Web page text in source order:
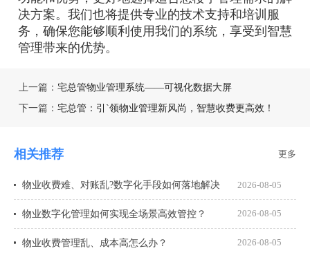
决方案。我们也将提供专业的技术支持和培训服
务，确保您能够顺利使用我们的系统，享受到智慧
管理带来的优势。
上一篇： 宅总管物业管理系统——可视化数据大屏
下一篇： 宅总管：引`领物业管理新风尚，智慧收费更高效！
相关推荐 更多
物业收费难、对账乱?数字化手段如何落地解决 2026-08-05
物业数字化管理如何实现全场景高效管控？ 2026-08-05
物业收费管理乱、成本高怎么办？ 2026-08-05